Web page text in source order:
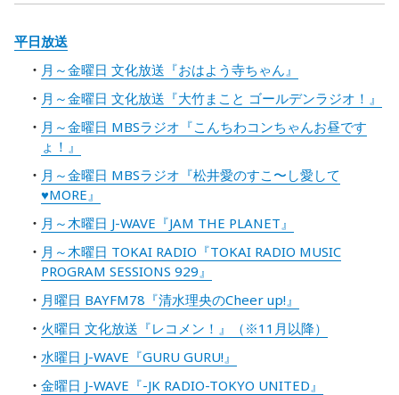
平日放送
月～金曜日 文化放送『おはよう寺ちゃん』
月～金曜日 文化放送『大竹まこと ゴールデンラジオ！』
月～金曜日 MBSラジオ『こんちわコンちゃんお昼です
ょ！』
月～金曜日 MBSラジオ『松井愛のすこ〜し愛して
♥MORE』
月～木曜日 J-WAVE『JAM THE PLANET』
月～木曜日 TOKAI RADIO『TOKAI RADIO MUSIC
PROGRAM SESSIONS 929』
月曜日 BAYFM78『清水理央のCheer up!』
火曜日 文化放送『レコメン！』（※11月以降）
水曜日 J-WAVE『GURU GURU!』
金曜日 J-WAVE『-JK RADIO-TOKYO UNITED』